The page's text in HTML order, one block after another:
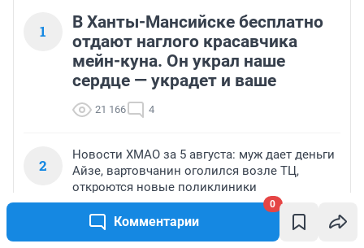
Комментарии
0
1
В Ханты-Мансийске бесплатно
отдают наглого красавчика
мейн-куна. Он украл наше
сердце — украдет и ваше
21 166 4
2
Новости ХМАО за 5 августа: муж дает деньги
Айзе, вартовчанин оголился возле ТЦ,
откроются новые поликлиники
19 282